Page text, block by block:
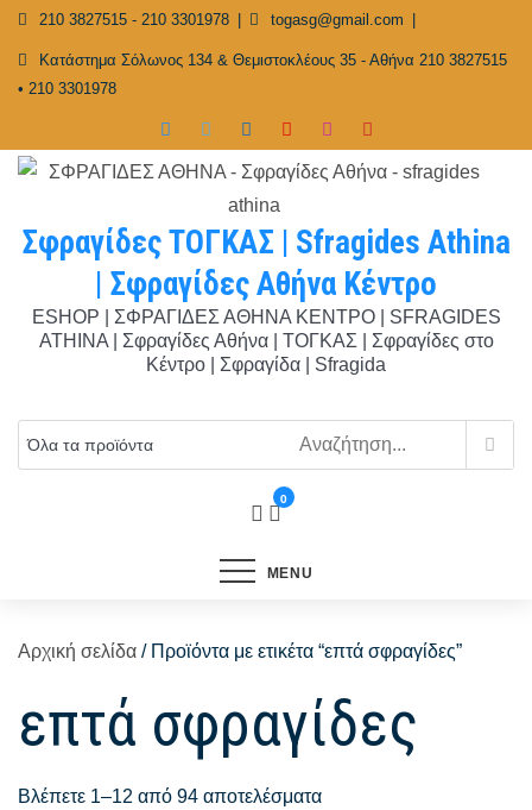
Skip
content
210 3827515 - 210 3301978 togasg@gmail.com
Κατάστημα Σόλωνος 134 & Θεμιστοκλέους 35 - Αθήνα 210 3827515
• 210 3301978
Σφραγίδες ΤΟΓΚΑΣ | Sfragides Athina
| Σφραγίδες Αθήνα Κέντρο
ESHOP | ΣΦΡΑΓΙΔΕΣ ΑΘΗΝΑ ΚΕΝΤΡΟ | SFRAGIDES
ATHINA | Σφραγίδες Αθήνα | ΤΟΓΚΑΣ | Σφραγίδες στο
Κέντρο | Σφραγίδα | Sfragida
0
MENU
Αρχική σελίδα / Προϊόντα με ετικέτα “επτά σφραγίδες”
επτά σφραγίδες
Βλέπετε 1–12 από 94 αποτελέσματα